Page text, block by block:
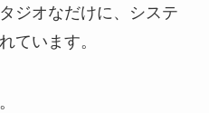
ジオなだけに、システ
ています。